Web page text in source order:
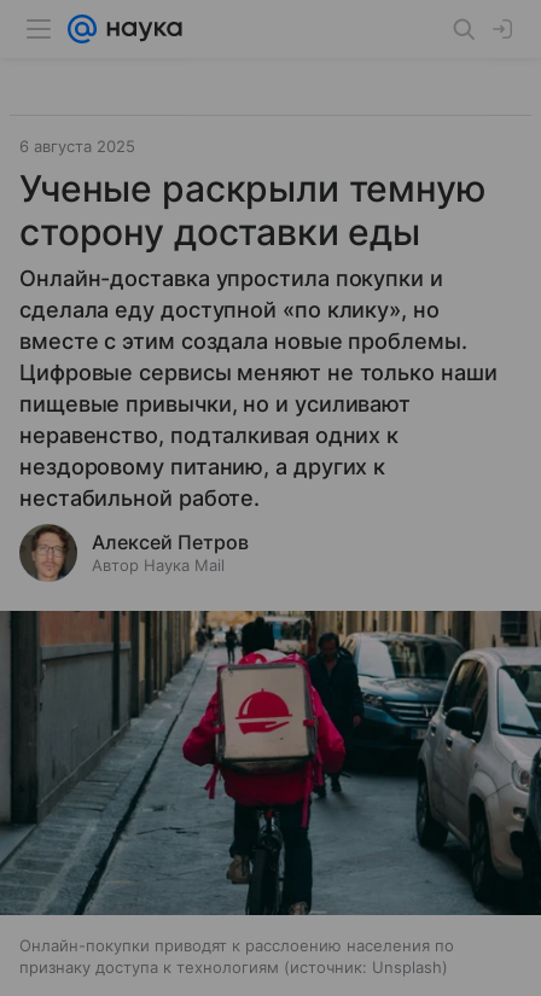
6 августа 2025
Ученые раскрыли темную
сторону доставки еды
Онлайн-доставка упростила покупки и
сделала еду доступной «по клику», но
вместе с этим создала новые проблемы.
Цифровые сервисы меняют не только наши
пищевые привычки, но и усиливают
неравенство, подталкивая одних к
нездоровому питанию, а других к
нестабильной работе.
Алексей Петров
Автор Наука Mail
Онлайн-покупки приводят к расслоению населения по
признаку доступа к технологиям
источник: Unsplash